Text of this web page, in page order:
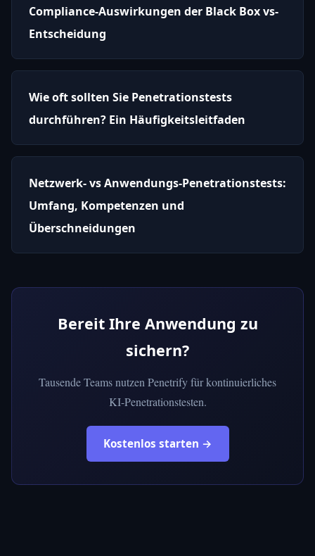
Compliance-Auswirkungen der Black Box vs-
Entscheidung
Wie oft sollten Sie Penetrationstests
durchführen? Ein Häufigkeitsleitfaden
Netzwerk- vs Anwendungs-Penetrationstests:
Umfang, Kompetenzen und
Überschneidungen
Bereit Ihre Anwendung zu
sichern?
Tausende Teams nutzen Penetrify für kontinuierliches
KI-Penetrationstesten.
Kostenlos starten →